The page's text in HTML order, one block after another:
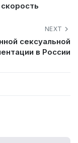
NEXT
сексуальной
в России